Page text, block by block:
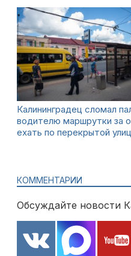
Калининградец сломал
водителю маршрутки за
ехать по перекрытой
КОММЕНТАРИИ
Обсуждайте новости